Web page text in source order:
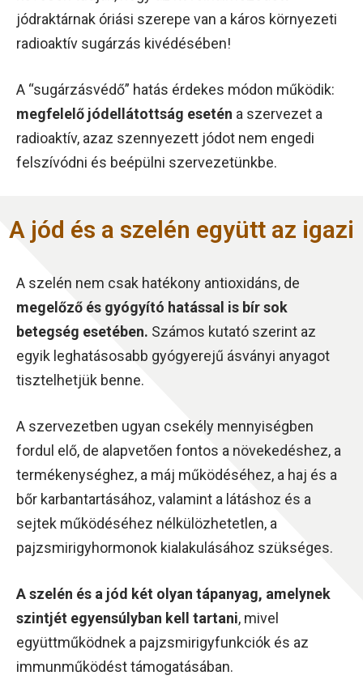
jódraktárnak óriási szerepe van a káros környezeti
radioaktív sugárzás kivédésében!
A “sugárzásvédő” hatás érdekes módon működik:
megfelelő jódellátottság esetén a szervezet a
radioaktív, azaz szennyezett jódot nem engedi
felszívódni és beépülni szervezetünkbe.
A jód és a szelén együtt az igazi
A szelén nem csak hatékony antioxidáns, de
megelőző és gyógyító hatással is bír sok
betegség esetében. Számos kutató szerint az
egyik leghatásosabb gyógyerejű ásványi anyagot
tisztelhetjük benne.
A szervezetben ugyan csekély mennyiségben
fordul elő, de alapvetően fontos a növekedéshez, a
termékenységhez, a máj működéséhez, a haj és a
bőr karbantartásához, valamint a látáshoz és a
sejtek működéséhez nélkülözhetetlen, a
pajzsmirigyhormonok kialakulásához szükséges.
A szelén és a jód két olyan tápanyag, amelynek
szintjét egyensúlyban kell tartani, mivel
együttműködnek a pajzsmirigyfunkciók és az
immunműködést támogatásában.